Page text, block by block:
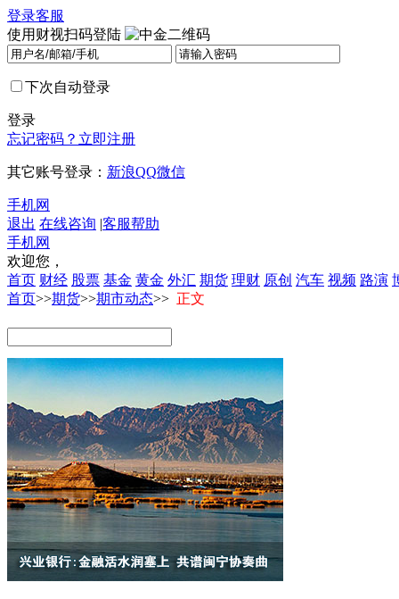
登录客服
使用财视扫码登陆
下次自动登录
登录
忘记密码？ 立即注册
其它账号登录： 新浪QQ微信
手机网
退出 在线咨询 |客服帮助
手机网
欢迎您，
首页 财经 股票 基金 黄金 外汇 期货 理财 原创 汽车 视频 路演
首页>>期货>>期市动态>> 正文